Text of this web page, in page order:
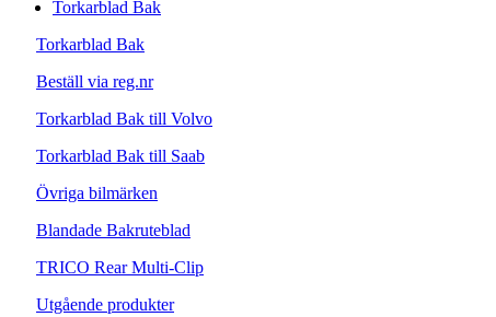
Torkarblad Bak
Torkarblad Bak
Beställ via reg.nr
Torkarblad Bak till Volvo
Torkarblad Bak till Saab
Övriga bilmärken
Blandade Bakruteblad
TRICO Rear Multi-Clip
Utgående produkter